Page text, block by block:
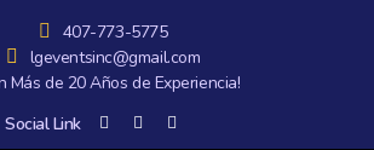
407-773-5775
lgeventsinc@gmail.com
Más de 20 Años de Experiencia!
Social Link